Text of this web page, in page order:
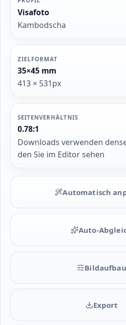
Visafoto
Kambodscha
ZIELFORMAT
35×45 mm
413 × 531px
SEITENVERHÄLTNIS
0.78:1
Downloads verwenden
den Sie im Editor sehen
Automatisch
Auto-
Bildaufbau
Export